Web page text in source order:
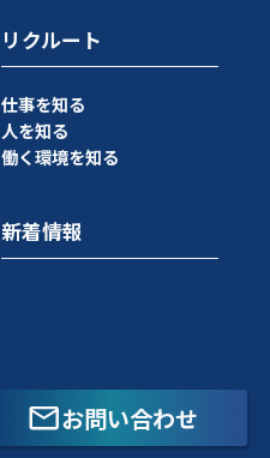
リクルート
仕事を知る
人を知る
働く環境を知る
新着情報
お問い合わせ